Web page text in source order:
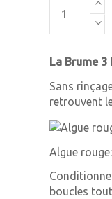
La Brume
Sans
retrouvent
Algue rouge:
boucles